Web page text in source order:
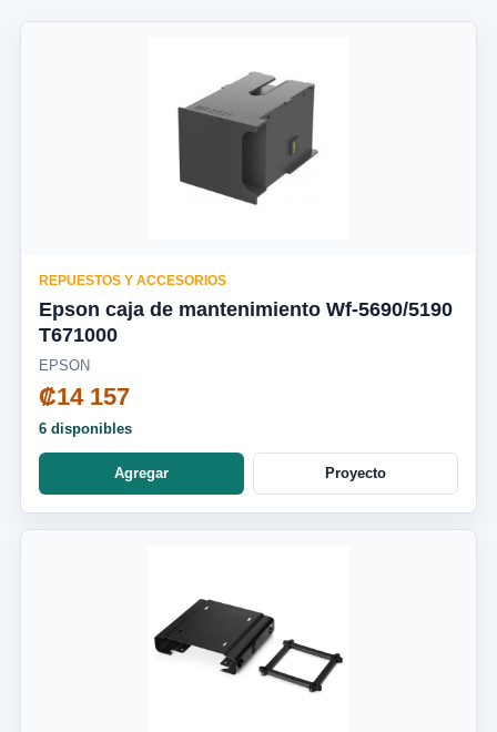
REPUESTOS Y ACCESORIOS
Epson caja de mantenimiento Wf-5690/5190
T671000
EPSON
₡14 157
6 disponibles
Agregar Proyecto